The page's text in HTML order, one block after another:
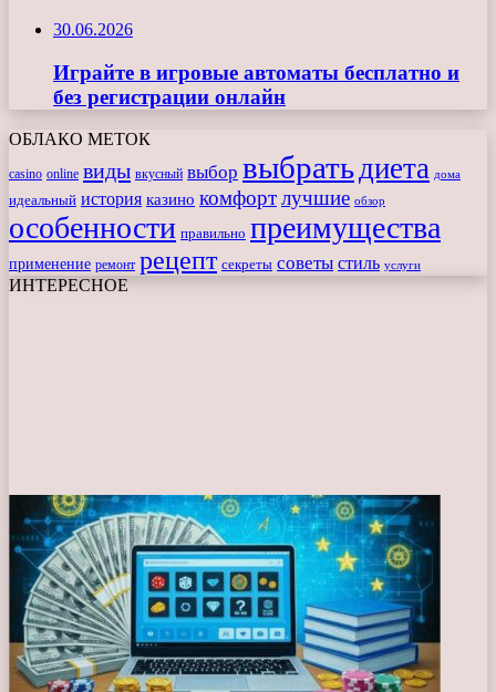
30.06.2026
Играйте в игровые автоматы бесплатно и
без регистрации онлайн
ОБЛАКО МЕТОК
casino online виды вкусный выбор выбратьдиета дома
идеальный история казино комфортлучшие обзор
особенности правильно преимущества
применение ремонт рецепт секреты советы стиль услуги
ИНТЕРЕСНОЕ